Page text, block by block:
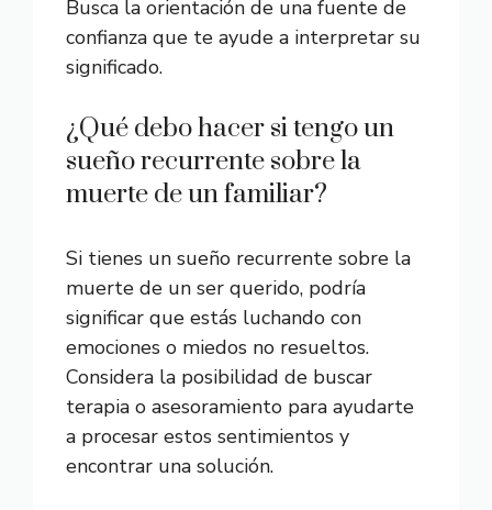
Busca la orientación de una fuente de
confianza que te ayude a interpretar su
significado.
¿Qué debo hacer si tengo un
sueño recurrente sobre la
muerte de un familiar?
Si tienes un sueño recurrente sobre la
muerte de un ser querido, podría
significar que estás luchando con
emociones o miedos no resueltos.
Considera la posibilidad de buscar
terapia o asesoramiento para ayudarte
a procesar estos sentimientos y
encontrar una solución.